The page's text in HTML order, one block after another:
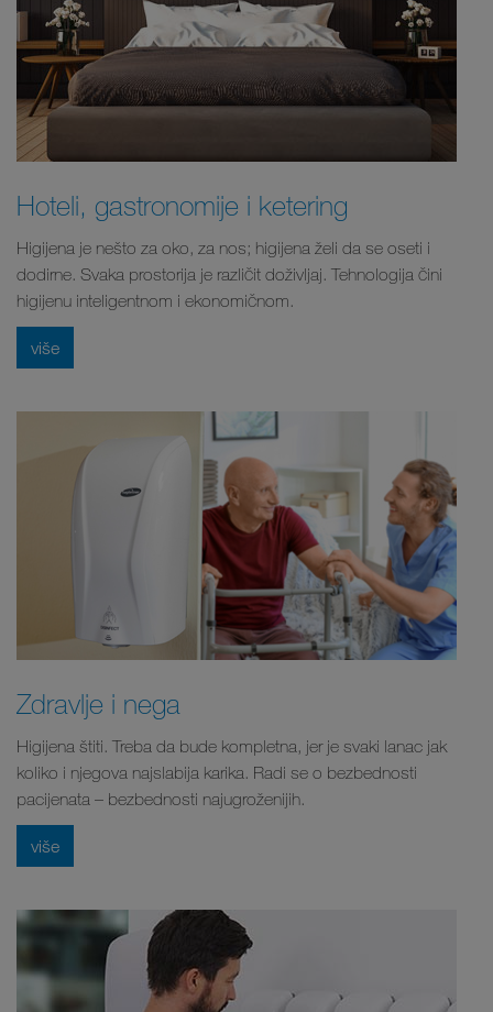
Hoteli, gastronomije i ketering
Higijena je nešto za oko, za nos; higijena želi da se oseti i
dodirne. Svaka prostorija je različit doživljaj. Tehnologija čini
higijenu inteligentnom i ekonomičnom.
više
Zdravlje i nega
Higijena štiti. Treba da bude kompletna, jer je svaki lanac jak
koliko i njegova najslabija karika. Radi se o bezbednosti
pacijenata – bezbednosti najugroženijih.
više